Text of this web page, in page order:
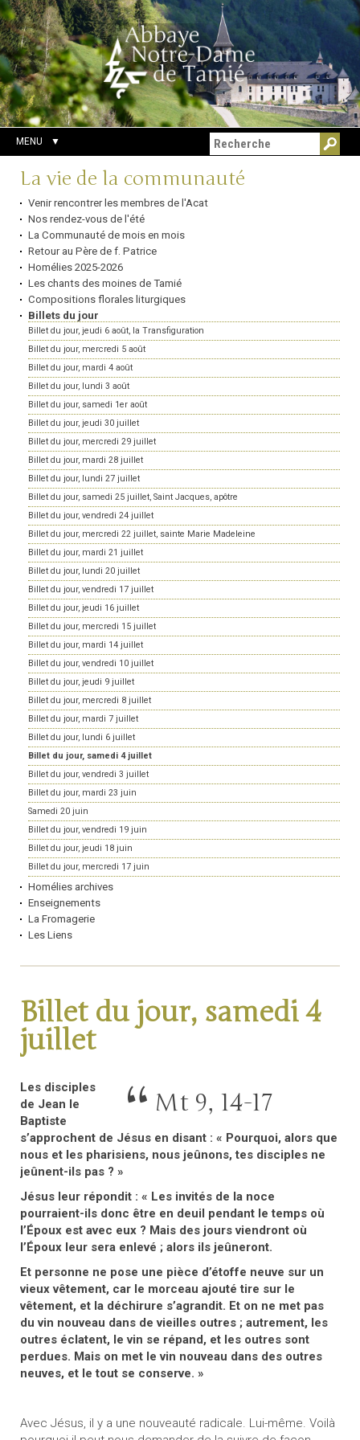
Aller
au
contenu.
|
Aller
à
la
navigation
Outils
personnels
Chercher par
Recherche
avancée…
MENU
Navigation
La vie de la communauté
Venir rencontrer les membres de l'Acat
Nos rendez-vous de l'été
La Communauté de mois en mois
Retour au Père de f. Patrice
Homélies 2025-2026
Les chants des moines de Tamié
Compositions florales liturgiques
Billets du jour
Billet du jour, jeudi 6 août, la Transfiguration
Billet du jour, mercredi 5 août
Billet du jour, mardi 4 août
Billet du jour, lundi 3 août
Billet du jour, samedi 1er août
Billet du jour, jeudi 30 juillet
Billet du jour, mercredi 29 juillet
Billet du jour, mardi 28 juillet
Billet du jour, lundi 27 juillet
Billet du jour, samedi 25 juillet, Saint Jacques, apôtre
Billet du jour, vendredi 24 juillet
Billet du jour, mercredi 22 juillet, sainte Marie Madeleine
Billet du jour, mardi 21 juillet
Billet du jour, lundi 20 juillet
Billet du jour, vendredi 17 juillet
Billet du jour, jeudi 16 juillet
Billet du jour, mercredi 15 juillet
Billet du jour, mardi 14 juillet
Billet du jour, vendredi 10 juillet
Billet du jour, jeudi 9 juillet
Billet du jour, mercredi 8 juillet
Billet du jour, mardi 7 juillet
Billet du jour, lundi 6 juillet
Billet du jour, samedi 4 juillet
Billet du jour, vendredi 3 juillet
Billet du jour, mardi 23 juin
Samedi 20 juin
Billet du jour, vendredi 19 juin
Billet du jour, jeudi 18 juin
Billet du jour, mercredi 17 juin
Homélies archives
Enseignements
La Fromagerie
Les Liens
Billet du jour, samedi 4
juillet
Mt 9, 14-17
Les disciples
de Jean le
Baptiste
s’approchent de Jésus en disant : « Pourquoi, alors que
nous et les pharisiens, nous jeûnons, tes disciples ne
jeûnent-ils pas ? »
Jésus leur répondit : « Les invités de la noce
pourraient-ils donc être en deuil pendant le temps où
l’Époux est avec eux ? Mais des jours viendront où
l’Époux leur sera enlevé ; alors ils jeûneront.
Et personne ne pose une pièce d’étoffe neuve sur un
vieux vêtement, car le morceau ajouté tire sur le
vêtement, et la déchirure s’agrandit. Et on ne met pas
du vin nouveau dans de vieilles outres ; autrement, les
outres éclatent, le vin se répand, et les outres sont
perdues. Mais on met le vin nouveau dans des outres
neuves, et le tout se conserve. »
Avec Jésus, il y a une nouveauté radicale. Lui-même. Voilà